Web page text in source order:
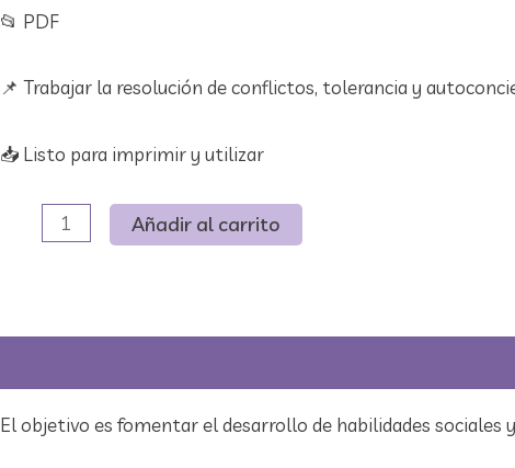
📂​ PDF
📌 Trabajar la resolución de conflictos, tolerancia y
📥​ Listo para imprimir y utilizar
I
Material
Añadir al carrito
El objetivo es fomentar el desarrollo de habilidades